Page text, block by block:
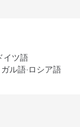
イツ語
ル語 ロシア語